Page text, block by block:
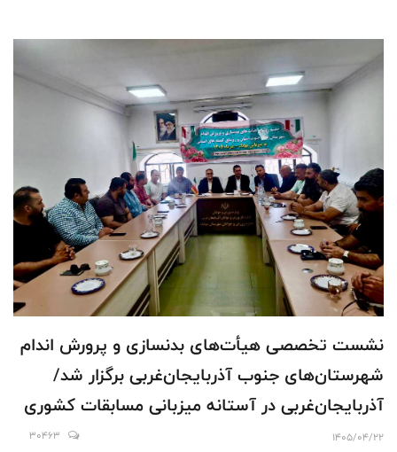
نشست تخصصی هیأت‌های بدنسازی و پرورش اندام
شهرستان‌های جنوب آذربایجان‌غربی برگزار شد/
آذربایجان‌غربی در آستانه میزبانی مسابقات کشوری
پرس سینه
1405/04/22
30463